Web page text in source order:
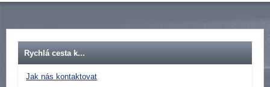
Rychlá cesta k...
Jak nás kontaktovat